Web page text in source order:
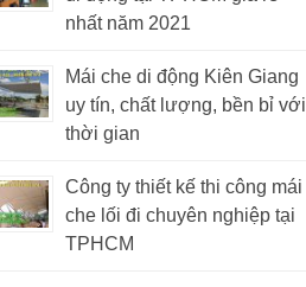
nhất năm 2021
Mái che di động Kiên Giang
uy tín, chất lượng, bền bỉ với
thời gian
Công ty thiết kế thi công mái
che lối đi chuyên nghiệp tại
TPHCM